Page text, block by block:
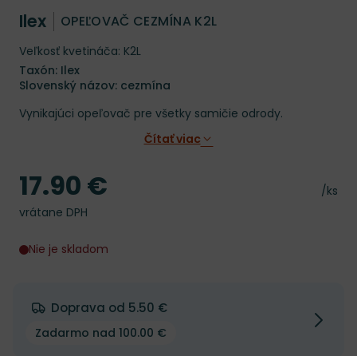
Ilex OPEĽOVAČ CEZMÍNA K2L
Veľkosť kvetináča: K2L
Taxón: Ilex
Slovenský názov: cezmína
Vynikajúci opeľovač pre všetky samičie odrody.
Čítať viac
Cena
/ks
Cena
17.90 €
vrátane DPH
Nie je skladom
Doprava od 5.50 €
Zadarmo nad 100.00 €